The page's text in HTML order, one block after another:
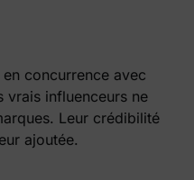
concurrence avec
vrais influenceurs ne
Leur crédibilité
ajoutée.